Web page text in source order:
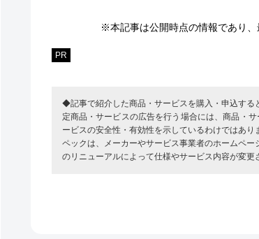
※本記事は公開時点の情報であり、
PR
◆記事で紹介した商品・サービスを購入・申込す
定商品・サービスの広告を行う場合には、商品・
ービスの安全性・有効性を示しているわけではあ
ペックは、メーカーやサービス事業者のホームペ
のリニューアルによって仕様やサービス内容が変更